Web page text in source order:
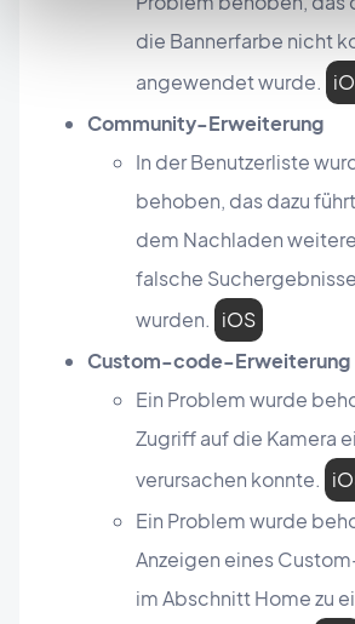
die Bannerfarbe nicht
angewendet wurde.
Community-Erweiterung
In der Benutzerliste
behoben, das dazu
dem Nachladen
falsche
wurden. iOS
Custom-code-Erweiterung
Ein Problem wurde
Zugriff auf die Kamera
verursachen konnte.
Ein Problem wurde
Anzeigen eines
im Abschnitt Home zu